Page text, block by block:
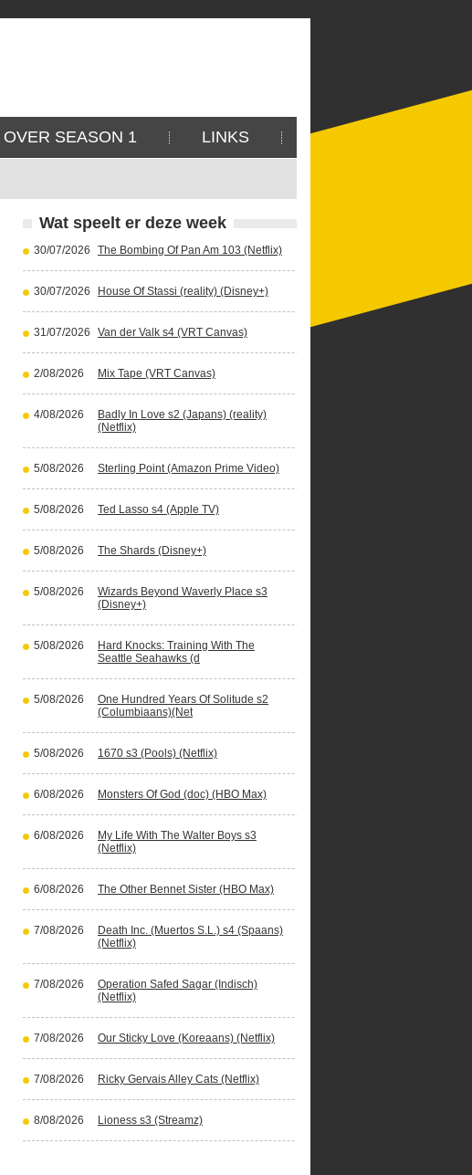
OVER SEASON 1 LINKS
Wat speelt er deze week
30/07/2026 The Bombing Of Pan Am 103 (Netflix)
30/07/2026 House Of Stassi (reality) (Disney+)
31/07/2026 Van der Valk s4 (VRT Canvas)
2/08/2026 Mix Tape (VRT Canvas)
4/08/2026
Badly In Love s2 (Japans) (reality)
(Netflix)
5/08/2026 Sterling Point (Amazon Prime Video)
5/08/2026 Ted Lasso s4 (Apple TV)
5/08/2026 The Shards (Disney+)
5/08/2026
Wizards Beyond Waverly Place s3
(Disney+)
5/08/2026
Hard Knocks: Training With The
Seattle Seahawks (d
5/08/2026
One Hundred Years Of Solitude s2
(Columbiaans)(Net
5/08/2026 1670 s3 (Pools) (Netflix)
6/08/2026 Monsters Of God (doc) (HBO Max)
6/08/2026
My Life With The Walter Boys s3
(Netflix)
6/08/2026 The Other Bennet Sister (HBO Max)
7/08/2026
Death Inc. (Muertos S.L.) s4 (Spaans)
(Netflix)
7/08/2026
Operation Safed Sagar (Indisch)
(Netflix)
7/08/2026 Our Sticky Love (Koreaans) (Netflix)
7/08/2026 Ricky Gervais Alley Cats (Netflix)
8/08/2026 Lioness s3 (Streamz)